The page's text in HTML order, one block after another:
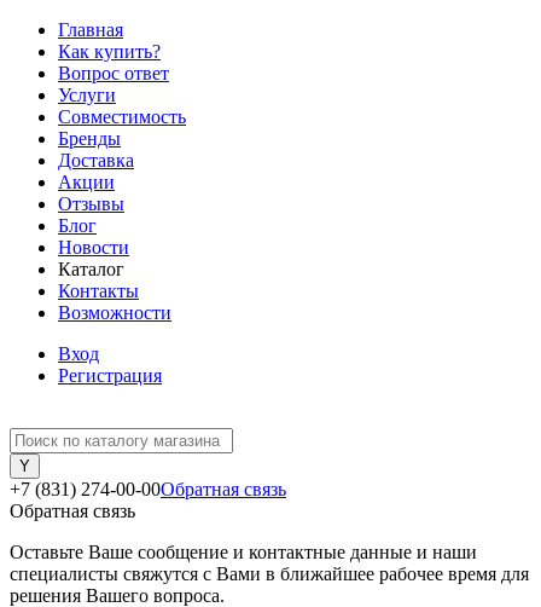
Главная
Как купить?
Вопрос ответ
Услуги
Совместимость
Бренды
Доставка
Акции
Отзывы
Блог
Новости
Каталог
Контакты
Возможности
Вход
Регистрация
+7 (831) 274-00-00Обратная связь
Обратная связь
Оставьте Ваше сообщение и контактные данные и наши
специалисты свяжутся с Вами в ближайшее рабочее время для
решения Вашего вопроса.